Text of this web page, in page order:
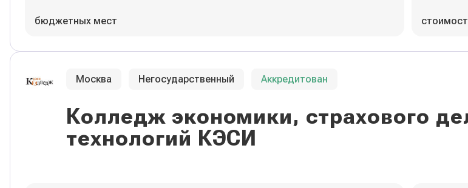
бюджетных мест
Москва Негосударственный Аккредитован
Колледж экономики, страхового
технологий КЭСИ